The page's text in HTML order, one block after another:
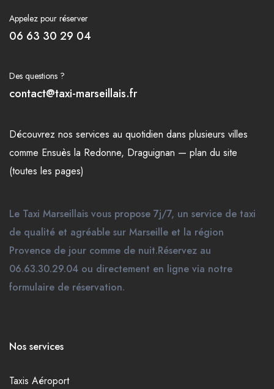
Appelez pour réserver
06 63 30 29 04
Des questions ?
contact@taxi-marseillais.fr
Découvrez nos services au quotidien dans plusieurs villes
comme Ensuès la Redonne, Draguignan — plan du site
(toutes les pages)
Le Taxi Marseillais vous propose 7j/7, un service de taxi
de qualité et agréable sur Marseille et la région
Provence de jour comme de nuit.Réservez au
06.63.30.29.04 ou directement en ligne via notre
formulaire de réservation.
Nos services
Taxis Aéroport